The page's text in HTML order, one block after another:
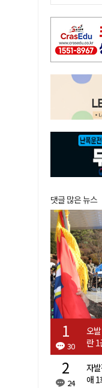
댓글 많은 뉴스
30
오
란
24
자
애